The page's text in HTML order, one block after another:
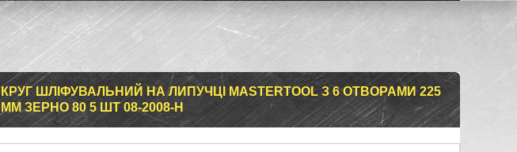
КРУГ ШЛІФУВАЛЬНИЙ НА ЛИПУЧЦІ MASTERTOOL З 6 ОТВОРАМИ 225
ММ ЗЕРНО 80 5 ШТ 08-2008-H